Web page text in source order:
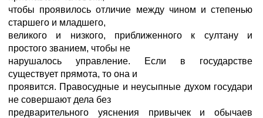
чтобы проявилось отличие между чином и степенью
старшего и младшего,
великого и низкого, приближенного к султану и
простого званием, чтобы не
нарушалось управление. Если в государстве
существует прямота, то она и
проявится. Правосудные и неусыпные духом государи
не совершают дела без
предварительного уяснения привычек и обычаев